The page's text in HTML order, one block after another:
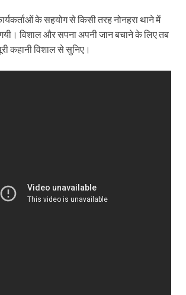
के सहयोग से किसी तरह नोनहरा थाने में
गयी। विशाल और सपना अपनी जान बचाने के लिए तब
कहानी विशाल से सुनिए।